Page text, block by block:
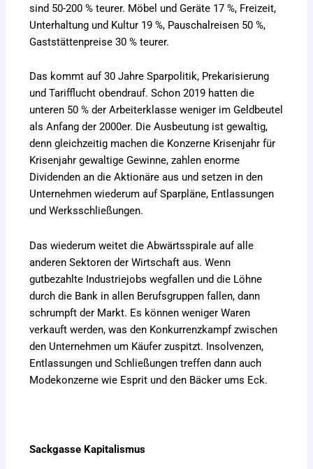
sind 50-200 % teurer. Möbel und Geräte 17 %, Freizeit,
Unterhaltung und Kultur 19 %, Pauschalreisen 50 %,
Gaststättenpreise 30 % teurer.
Das kommt auf 30 Jahre Sparpolitik, Prekarisierung
und Tarifflucht obendrauf. Schon 2019 hatten die
unteren 50 % der Arbeiterklasse weniger im Geldbeutel
als Anfang der 2000er. Die Ausbeutung ist gewaltig,
denn gleichzeitig machen die Konzerne Krisenjahr für
Krisenjahr gewaltige Gewinne, zahlen enorme
Dividenden an die Aktionäre aus und setzen in den
Unternehmen wiederum auf Sparpläne, Entlassungen
und Werksschließungen.
Das wiederum weitet die Abwärtsspirale auf alle
anderen Sektoren der Wirtschaft aus. Wenn
gutbezahlte Industriejobs wegfallen und die Löhne
durch die Bank in allen Berufsgruppen fallen, dann
schrumpft der Markt. Es können weniger Waren
verkauft werden, was den Konkurrenzkampf zwischen
den Unternehmen um Käufer zuspitzt. Insolvenzen,
Entlassungen und Schließungen treffen dann auch
Modekonzerne wie Esprit und den Bäcker ums Eck.
Sackgasse Kapitalismus